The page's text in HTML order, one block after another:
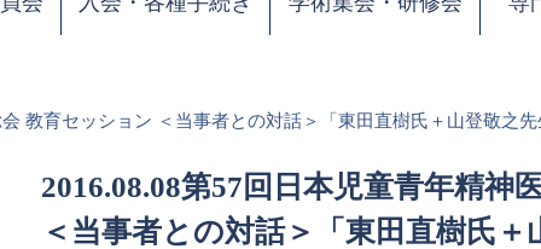
教育セッション ＜当事者との対話＞「東田直樹氏＋山登敬之
2016.08.08第57回日本児童青年精神
＜当事者との対話＞「東田直樹氏